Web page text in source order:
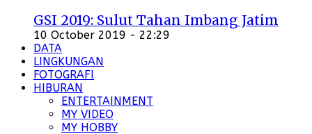
GSI 2019: Sulut Tahan Imbang Jatim
10 October 2019 - 22:29
DATA
LINGKUNGAN
FOTOGRAFI
HIBURAN
ENTERTAINMENT
MY VIDEO
MY HOBBY